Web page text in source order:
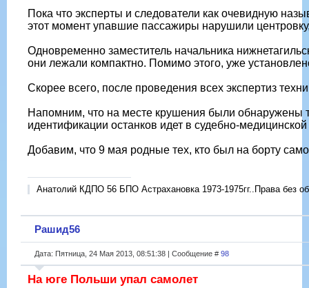
Пока что эксперты и следователи как очевидную
этот момент упавшие пассажиры нарушили
Одновременно заместитель начальника
они лежали компактно. Помимо этого, уже
Скорее всего, после проведения всех экспертиз
Напомним, что на месте крушения были обнаружены
идентификации останков идет в судебно-
Добавим, что 9 мая родные тех, кто был на борту
Анатолий КДПО 56 БПО Астрахановка 1973-1975гг..Права без
Рашид56
Дата: Пятница, 24 Мая 2013, 08:51:38 | Сообщение # 98
На юге Польши упал самолет